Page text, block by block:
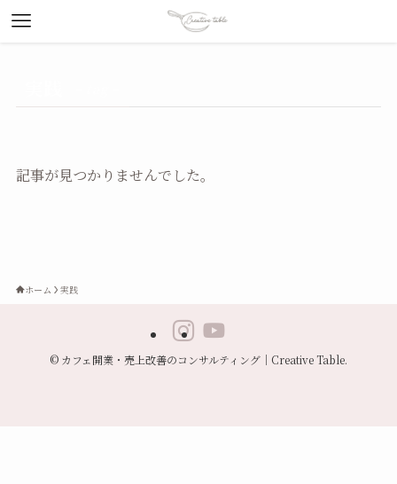
記事が見つかりませんでした。
ホーム 実践
© カフェ開業・売上改善のコンサルティング｜Creative Table.